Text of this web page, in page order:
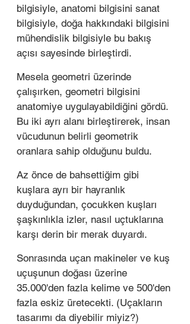
bilgisiyle, anatomi bilgisini sanat
bilgisiyle, doğa hakkındaki bilgisini
mühendislik bilgisiyle bu bakış
açısı sayesinde birleştirdi.
Mesela geometri üzerinde
çalışırken, geometri bilgisini
anatomiye uygulayabildiğini gördü.
Bu iki ayrı alanı birleştirerek, insan
vücudunun belirli geometrik
oranlara sahip olduğunu buldu.
Az önce de bahsettiğim gibi
kuşlara ayrı bir hayranlık
duyduğundan, çocukken kuşları
şaşkınlıkla izler, nasıl uçtuklarına
karşı derin bir merak duyardı.
Sonrasında uçan makineler ve kuş
uçuşunun doğası üzerine
35.000'den fazla kelime ve 500'den
fazla eskiz üretecekti. (Uçakların
tasarımı da diyebilir miyiz?)